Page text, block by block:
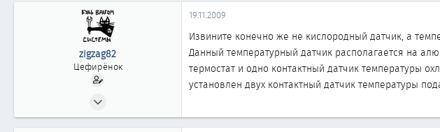
zigzag82
Цефирёнок
14
19.11.2009
Извините конечно же не кислородный датчик, а
Данный температурный датчик располагается на
термостат и одно контактный датчик температуры
установлен двух контактный датчик температуры